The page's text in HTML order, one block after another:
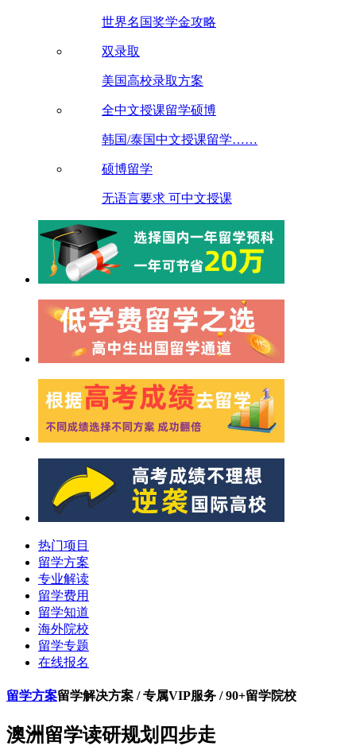
世界名国奖学金攻略
双录取
美国高校录取方案
全中文授课留学硕博
韩国/泰国中文授课留学……
硕博留学
无语言要求 可中文授课
热门项目
留学方案
专业解读
留学费用
留学知道
海外院校
留学专题
在线报名
留学方案留学解决方案 / 专属VIP服务 / 90+留学院校
澳洲留学读研规划四步走